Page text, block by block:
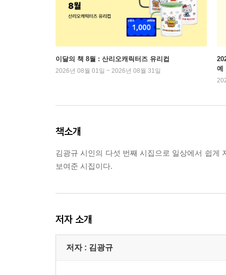
이달의 책 8월 : 산리오캐릭터즈 유리컵
2026년 08월 01일 ~ 2026년 08월 31일
예
책소개
김광규 시인의 다섯 번째 시집으로 일상에서 쉽게
보여준 시집이다.
저자 소개
저자 : 김광규